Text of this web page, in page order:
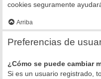
cookies seguramente
Arriba
Preferencias de
¿Cómo se puede cambiar
Si es un usuario registrado,